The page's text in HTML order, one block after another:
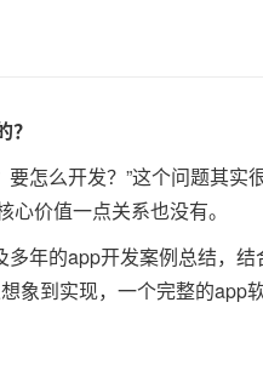
要怎么开发？”这个问题其
价值一点关系也没有。
年的app开发案例总结，
到实现，一个完整的app